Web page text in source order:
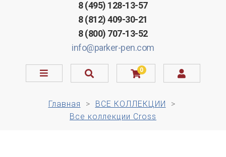
8 (495) 128-13-57
8 (812) 409-30-21
8 (800) 707-13-52
info@parker-pen.com
0
Главная
ВСЕ КОЛЛЕКЦИИ
Все коллекции Cross